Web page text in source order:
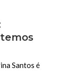
Santos é